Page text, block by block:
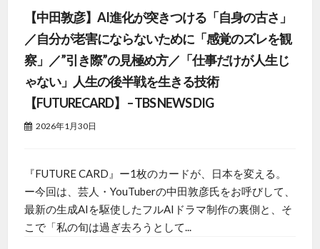
【中田敦彦】AI進化が突きつける「自身の古さ」
／自分が老害にならないために「感覚のズレを観
察」／”引き際”の見極め方／「仕事だけが人生じ
ゃない」人生の後半戦を生きる技術
【FUTURECARD】 – TBS NEWS DIG
2026年1月30日
『FUTURE CARD』ー1枚のカードが、日本を変える。
ー今回は、芸人・YouTuberの中田敦彦氏をお呼びして、
最新の生成AIを駆使したフルAIドラマ制作の裏側と、そ
こで「私の旬は過ぎ去ろうとして...